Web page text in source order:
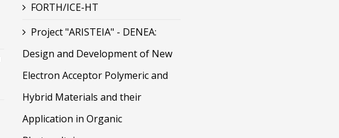
FORTH/ICE-HT
Project "ARISTEIA" - DENEA:
Design and Development of New
Electron Acceptor Polymeric and
Hybrid Materials and their
Application in Organic